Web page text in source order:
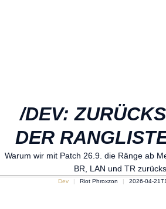
/DEV:
DER
Warum wir mit Patch 26.9. die Ränge ab
BR, LAN und TR
Dev Riot Phroxzon 2026-04-